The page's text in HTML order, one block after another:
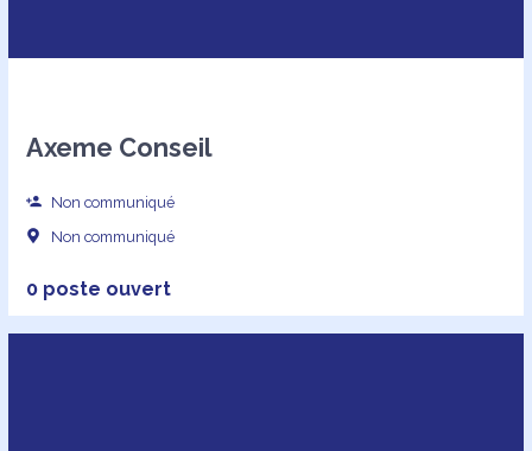
Axeme Conseil
Non communiqué
Non communiqué
0 poste ouvert